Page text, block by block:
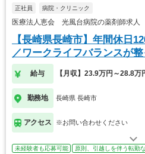
正社員 病院・クリニック
医療法人恵会 光風台病院の薬剤師求人
【長崎県長崎市】年間休日
／ワークライフバランスが
給与 【月収】23.9万円～28.8万
勤務地 長崎県 長崎市
アクセス ※お問い合わせください
未経験者も応募可能 原則、引越しを伴う転勤な